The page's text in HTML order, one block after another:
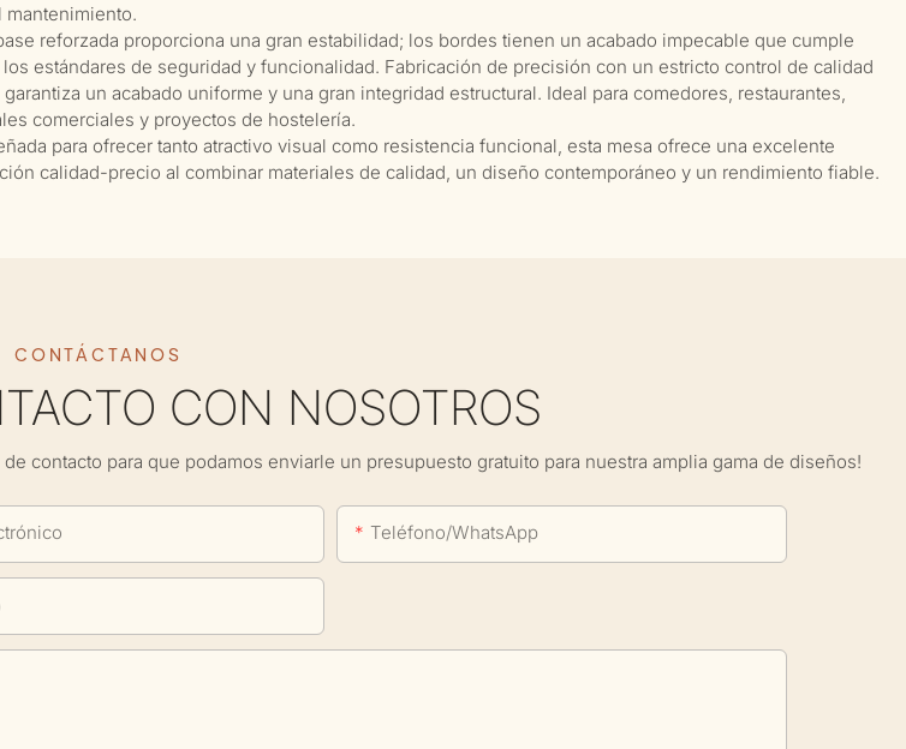
mantenimiento.
reforzada proporciona una gran estabilidad; los bordes tienen un acabado impecable que cumple
los estándares de seguridad y funcionalidad. Fabricación de precisión con un estricto control de calidad
garantiza un acabado uniforme y una gran integridad estructural. Ideal para comedores, restaurantes,
comerciales y proyectos de hostelería.
para ofrecer tanto atractivo visual como resistencia funcional, esta mesa ofrece una excelente
calidad-precio al combinar materiales de calidad, un diseño contemporáneo y un rendimiento fiable.
CONTÁCTANOS
CON NOSOTROS
contacto para que podamos enviarle un presupuesto gratuito para nuestra amplia gama de diseños!
Teléfono/WhatsApp